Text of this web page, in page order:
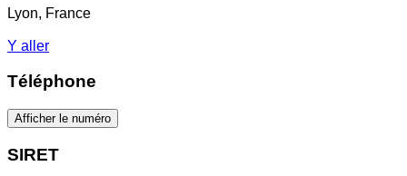
Lyon, France
Y aller
Téléphone
Afficher le numéro
SIRET